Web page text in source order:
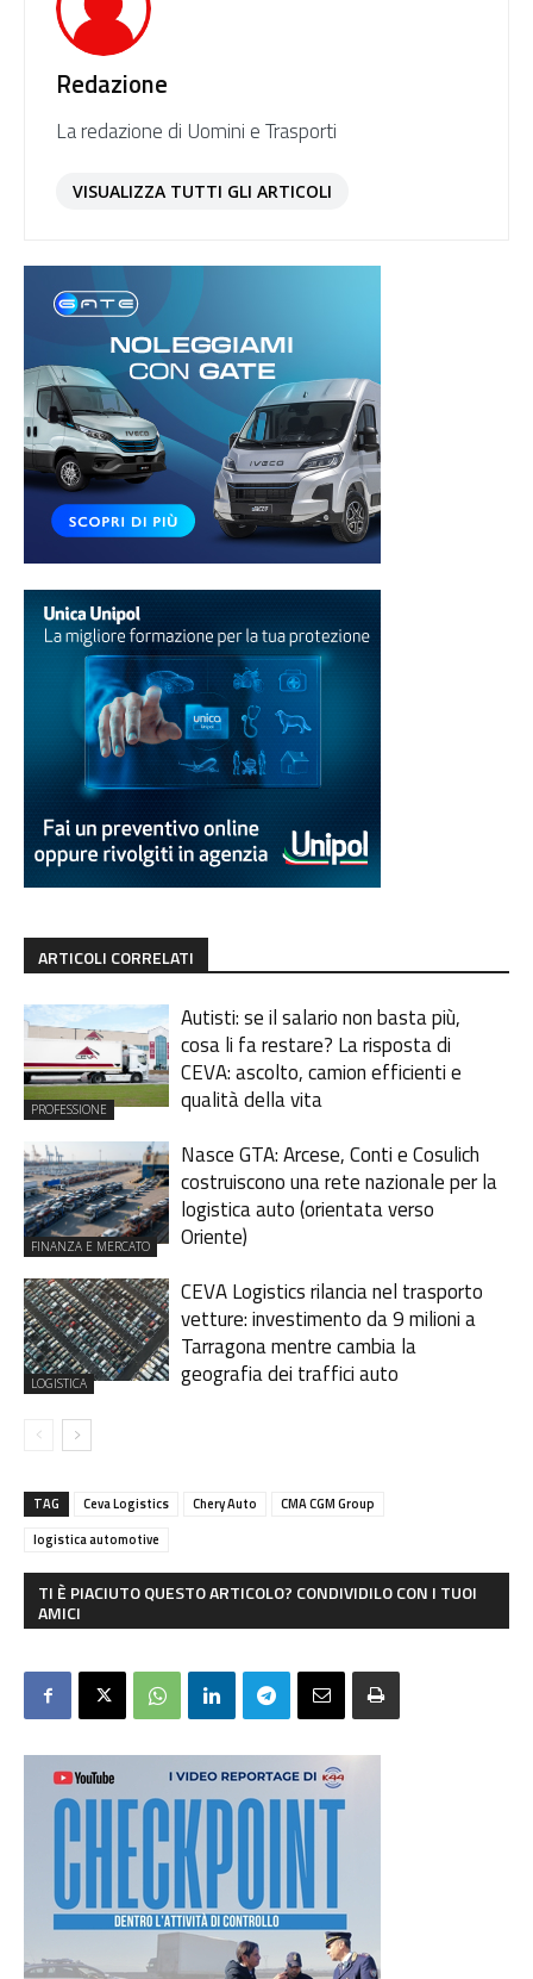
Redazione
La redazione di Uomini e Trasporti
VISUALIZZA TUTTI GLI ARTICOLI
ARTICOLI CORRELATI
PROFESSIONE
Autisti: se il salario non basta più,
cosa li fa restare? La risposta di
CEVA: ascolto, camion efficienti e
qualità della vita
FINANZA E MERCATO
Nasce GTA: Arcese, Conti e Cosulich
costruiscono una rete nazionale per la
logistica auto (orientata verso
Oriente)
LOGISTICA
CEVA Logistics rilancia nel trasporto
vetture: investimento da 9 milioni a
Tarragona mentre cambia la
geografia dei traffici auto
TAG Ceva Logistics Chery Auto
CMA CGM Group
logistica automotive
TI È PIACIUTO QUESTO ARTICOLO? CONDIVIDILO CON I TUOI
AMICI